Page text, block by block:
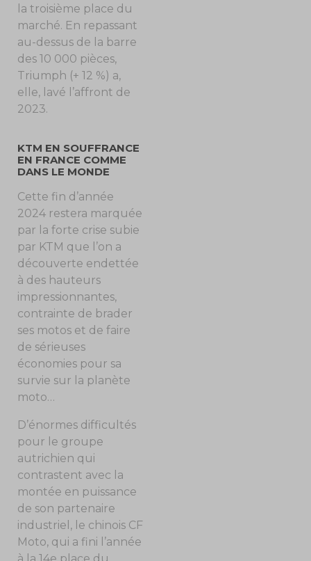
la troisième place du
marché. En repassant
au-dessus de la barre
des 10 000 pièces,
Triumph (+ 12 %) a,
elle, lavé l’affront de
2023.
KTM EN SOUFFRANCE
EN FRANCE COMME
DANS LE MONDE
Cette fin d’année
2024 restera marquée
par la forte crise subie
par KTM que l’on a
découverte endettée
à des hauteurs
impressionnantes,
contrainte de brader
ses motos et de faire
de sérieuses
économies pour sa
survie sur la planète
moto…
D’énormes difficultés
pour le groupe
autrichien qui
contrastent avec la
montée en puissance
de son partenaire
industriel, le chinois CF
Moto, qui a fini l’année